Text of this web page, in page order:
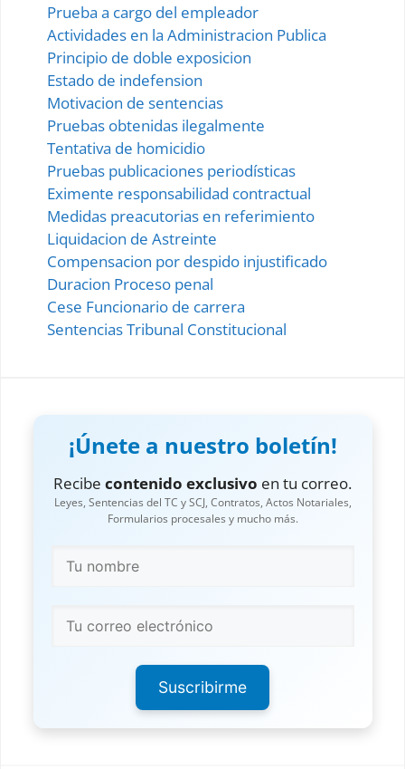
Prueba a cargo del empleador
Actividades en la Administracion Publica
Principio de doble exposicion
Estado de indefension
Motivacion de sentencias
Pruebas obtenidas ilegalmente
Tentativa de homicidio
Pruebas publicaciones periodísticas
Eximente responsabilidad contractual
Medidas preacutorias en referimiento
Liquidacion de Astreinte
Compensacion por despido injustificado
Duracion Proceso penal
Cese Funcionario de carrera
Sentencias Tribunal Constitucional
¡Únete a nuestro boletín!
Recibe contenido exclusivo en tu correo.
Leyes, Sentencias del TC y SCJ, Contratos, Actos Notariales,
Formularios procesales y mucho más.
Suscribirme